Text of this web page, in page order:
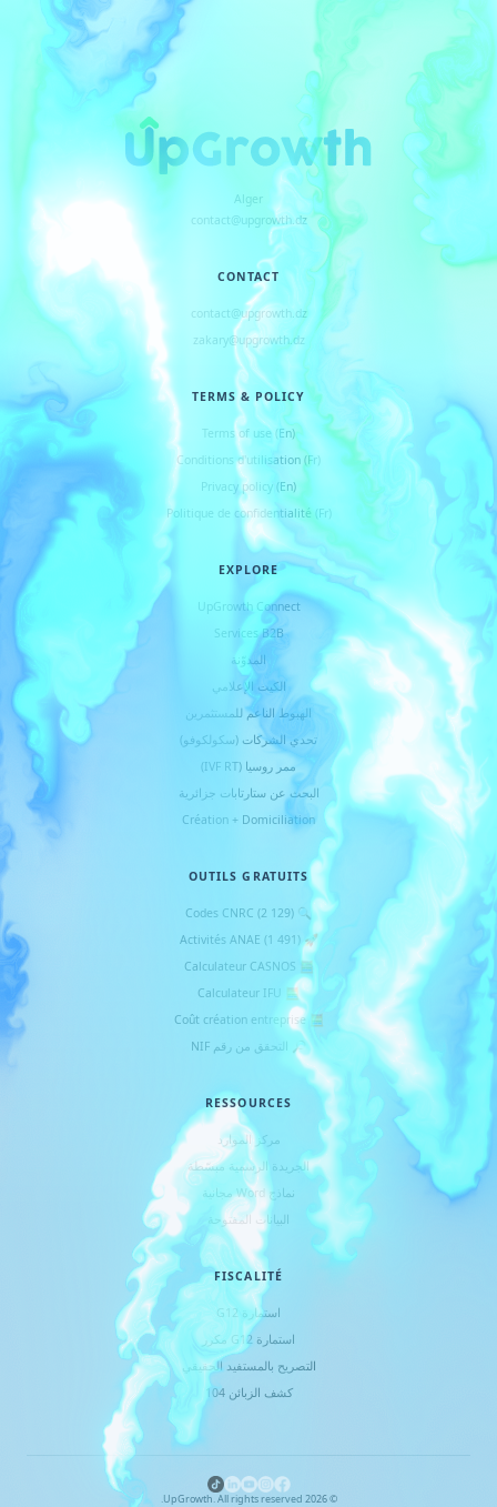
Alger
contact@upgrowth.dz
CONTACT
contact@upgrowth.dz
zakary@upgrowth.dz
TERMS & POLICY
Terms of use (En)
Conditions d'utilisation (Fr)
Privacy policy (En)
Politique de confidentialité (Fr)
EXPLORE
UpGrowth Connect
Services B2B
المدوّنة
الكيت الإعلامي
الهبوط الناعم للمستثمرين
تحدي الشركات (سكولكوفو)
ممر روسيا (IVF RT)
البحث عن ستارتابات جزائرية
Création + Domiciliation
OUTILS GRATUITS
🔍 Codes CNRC (2 129)
🚀 Activités ANAE (1 491)
🧮 Calculateur CASNOS
🧮 Calculateur IFU
🧮 Coût création entreprise
🔎 التحقق من رقم NIF
RESSOURCES
مركز الموارد
الجريدة الرسمية مبسّطة
نماذج Word مجانية
البيانات المفتوحة
FISCALITÉ
استمارة G12
استمارة G12 مكرر
التصريح بالمستفيد الحقيقي
كشف الزبائن 104
©
2026